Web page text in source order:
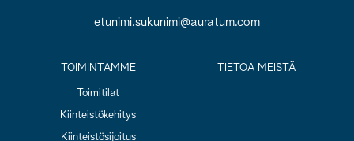
etunimi.sukunimi@auratum.com
TOIMINTAMME
Toimitilat
Kiinteistökehitys
Kiinteistösijoitus
TIETOA MEISTÄ